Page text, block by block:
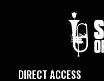
DIRECT ACCESS